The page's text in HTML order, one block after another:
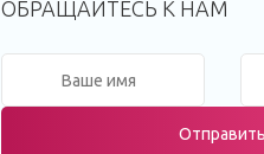
ОБРАЩАЙТЕСЬ К НАМ
Отправить